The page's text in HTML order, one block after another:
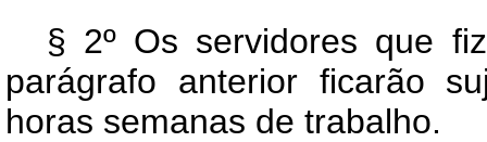
§ 2º Os servidores que
parágrafo anterior ficarão
horas semanas de trabalho.